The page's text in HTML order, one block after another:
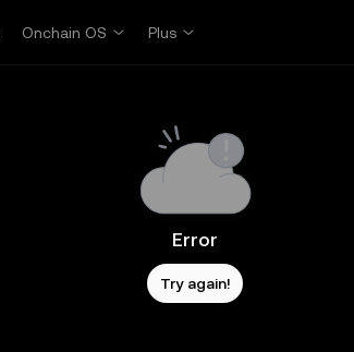
Onchain OS Plus
Error
Try again!